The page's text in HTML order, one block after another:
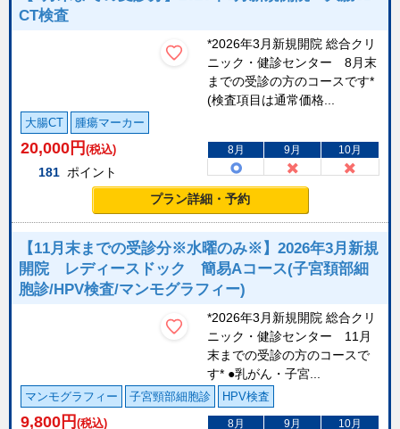
CT検査
*2026年3月新規開院 総合クリ
ニック・健診センター 8月末
までの受診の方のコースです*
(検査項目は通常価格...
大腸CT 腫瘍マーカー
20,000 円 (税込)
181 ポイント
8月 9月 10月
プラン詳細・予約
【11月末までの受診分※水曜のみ※】2026年3月新規
開院 レディースドック 簡易Aコース(子宮頚部細
胞診/HPV検査/マンモグラフィー)
*2026年3月新規開院 総合クリ
ニック・健診センター 11月
末までの受診の方のコースで
す* ●乳がん・子宮...
マンモグラフィー 子宮頸部細胞診 HPV検査
9,800 円 (税込) 8月 9月 10月